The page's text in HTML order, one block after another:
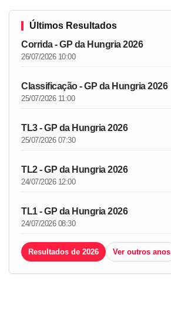
Últimos Resultados
Corrida - GP da Hungria 2026
26/07/2026 10:00
Classificação - GP da Hungria 2026
25/07/2026 11:00
TL3 - GP da Hungria 2026
25/07/2026 07:30
TL2 - GP da Hungria 2026
24/07/2026 12:00
TL1 - GP da Hungria 2026
24/07/2026 08:30
Resultados de 2026 Ver outros anos